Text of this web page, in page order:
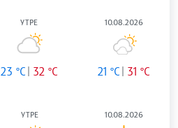
УТРЕ
23 °C 32 °C
10.08.2026
21 °C 31 °C
УТРЕ 10.08.2026